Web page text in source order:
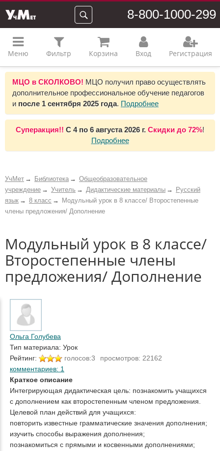
8-800-1000-299
Меню Фильтр Корзина Вход Регистрация
МЦО в СКОЛКОВО! МЦО получил право осуществлять
дополнительное профессиональное обучение педагогов
и после 1 сентября 2025 года. Подробнее
Суперакция!! С 4 по 6 августа 2026 г. Скидки до 72%!
Подробнее
УчМет Библиотека
Общеобразовательное
учреждение
Учитель Дидактические материалы
Русский
язык
8 класс
Модульный урок в 8 классе/ Второстепенные
члены предложения/ Дополнение
Модульный урок в 8 классе/
Второстепенные члены
предложения/ Дополнение
Ольга Голубева
Тип материала: Урок
Рейтинг:
голосов:3
просмотров: 22162
комментариев: 1
Краткое описание
Интегрирующая дидактическая цель: познакомить учащихся
с дополнением как второстепенным членом предложения.
Целевой план действий для учащихся:
повторить известные грамматические значения дополнения;
изучить способы выражения дополнения;
познакомиться с прямыми и косвенными дополнениями;